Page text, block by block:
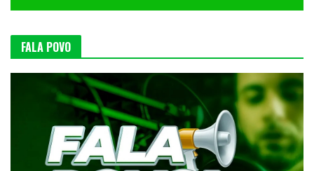
FALA POVO